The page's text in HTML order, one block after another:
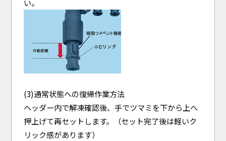
い。
(3)通常状態への復帰作業方法
ヘッダー内で解凍確認後、手でツマミを下から上へ
押上げて再セットします。（セット完了後は軽いク
リック感があります）